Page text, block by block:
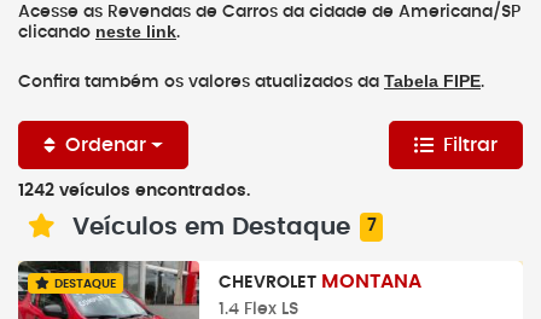
Acesse as Revendas de Carros da cidade de Americana/SP
clicando neste link.
Confira também os valores atualizados da Tabela FIPE.
Ordenar Filtrar
1242 veículos encontrados.
Veículos em Destaque 7
DESTAQUE CHEVROLET MONTANA
1.4 Flex LS